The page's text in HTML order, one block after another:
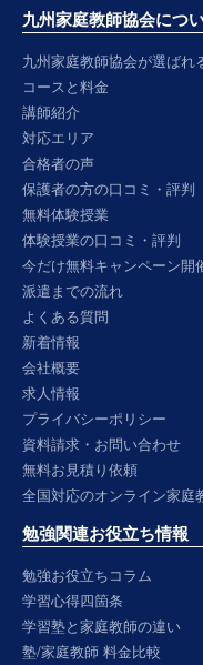
九州家庭教師協会につ
九州家庭教師協会が選ばれ
コースと料金
講師紹介
対応エリア
合格者の声
保護者の方の口コミ・評判
無料体験授業
体験授業の口コミ・評判
今だけ無料キャンペーン開
派遣までの流れ
よくある質問
新着情報
会社概要
求人情報
プライバシーポリシー
資料請求・お問い合わせ
無料お見積り依頼
全国対応のオンライン家庭
勉強関連お役立ち情報
勉強お役立ちコラム
学習心得四箇条
学習塾と家庭教師の違い
塾/家庭教師 料金比較